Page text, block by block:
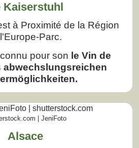
Kaiserstuhl
à Proximité de la Région
Parc.
pour son le Vin de
abwechslungsreichen
| JeniFoto
Alsace